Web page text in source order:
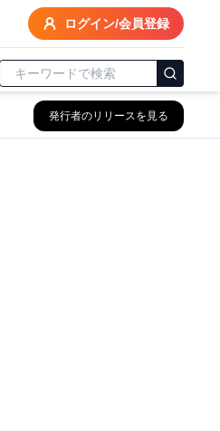
ログイン/会員登録
発行者のリリースを見る